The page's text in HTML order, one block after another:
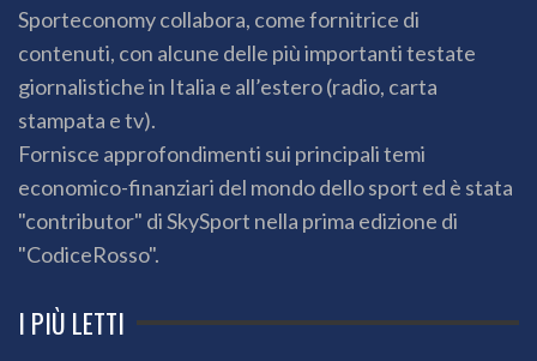
Sporteconomy collabora, come fornitrice di
contenuti, con alcune delle più importanti testate
giornalistiche in Italia e all’estero (radio, carta
stampata e tv).
Fornisce approfondimenti sui principali temi
economico-finanziari del mondo dello sport ed è stata
"contributor" di SkySport nella prima edizione di
"CodiceRosso".
I PIÙ LETTI